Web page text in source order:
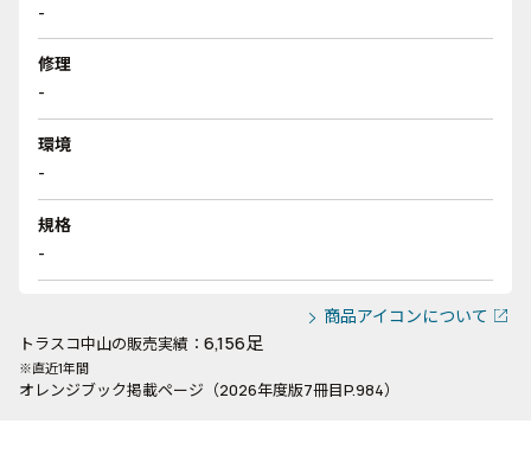
-
修理
-
環境
-
規格
-
商品アイコンについて
トラスコ中山の販売実績： 6,156足
※直近1年間
オレンジブック掲載ページ（2026年度版7冊目P.984）